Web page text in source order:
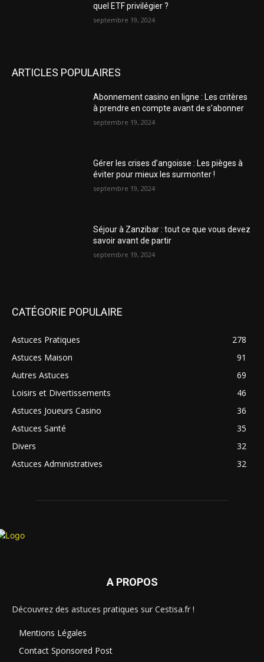
quel ETF privilégier ?
septembre 19, 2024
ARTICLES POPULAIRES
Abonnement casino en ligne : Les critères
à prendre en compte avant de s’abonner
septembre 19, 2024
Gérer les crises d’angoisse : Les pièges à
éviter pour mieux les surmonter !
septembre 19, 2024
Séjour à Zanzibar : tout ce que vous devez
savoir avant de partir
septembre 19, 2024
CATÉGORIE POPULAIRE
Astuces Pratiques
278
Astuces Maison
91
Autres Astuces
69
Loisirs et Divertissements
46
Astuces Joueurs Casino
36
Astuces Santé
35
Divers
32
Astuces Administratives
32
A PROPOS
Découvrez des astuces pratiques sur Cestisa.fr !
Mentions Légales
Contact Sponsored Post